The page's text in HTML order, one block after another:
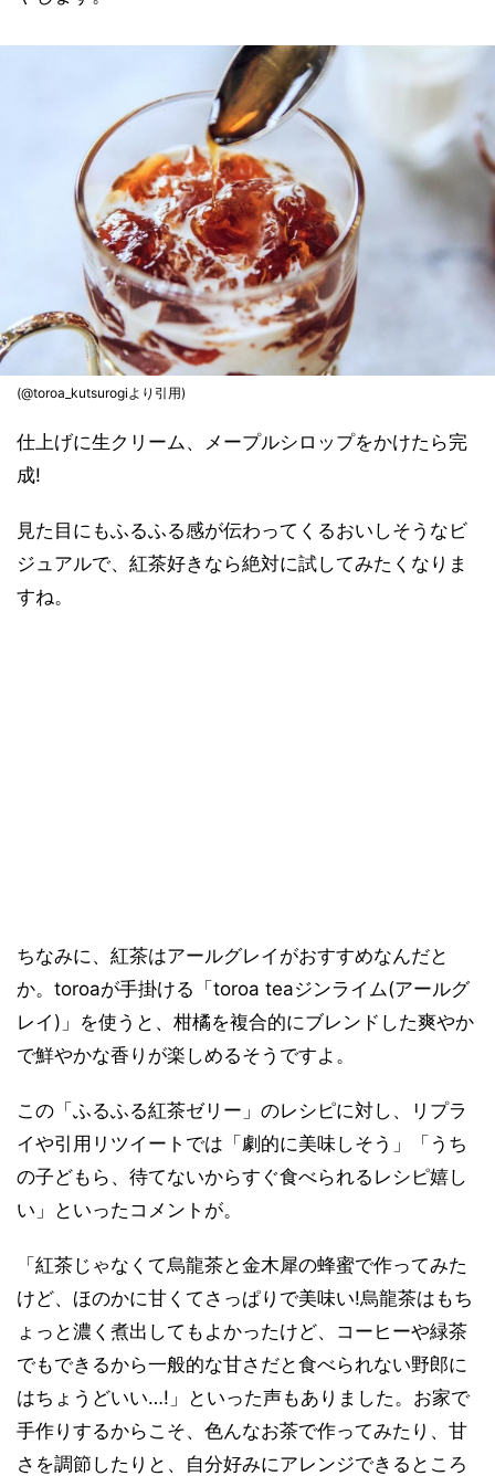
(@toroa_kutsurogiより引用)
仕上げに生クリーム、メープルシロップをかけたら完
成!
見た目にもふるふる感が伝わってくるおいしそうなビ
ジュアルで、紅茶好きなら絶対に試してみたくなりま
すね。
ちなみに、紅茶はアールグレイがおすすめなんだと
か。toroaが手掛ける「toroa teaジンライム(アールグ
レイ)」を使うと、柑橘を複合的にブレンドした爽やか
で鮮やかな香りが楽しめるそうですよ。
この「ふるふる紅茶ゼリー」のレシピに対し、リプラ
イや引用リツイートでは「劇的に美味しそう」「うち
の子どもら、待てないからすぐ食べられるレシピ嬉し
い」といったコメントが。
「紅茶じゃなくて烏龍茶と金木犀の蜂蜜で作ってみた
けど、ほのかに甘くてさっぱりで美味い!烏龍茶はもち
ょっと濃く煮出してもよかったけど、コーヒーや緑茶
でもできるから一般的な甘さだと食べられない野郎に
はちょうどいい…!」といった声もありました。お家で
手作りするからこそ、色んなお茶で作ってみたり、甘
さを調節したりと、自分好みにアレンジできるところ